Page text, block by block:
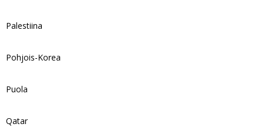
Palestiina
Pohjois-Korea
Puola
Qatar